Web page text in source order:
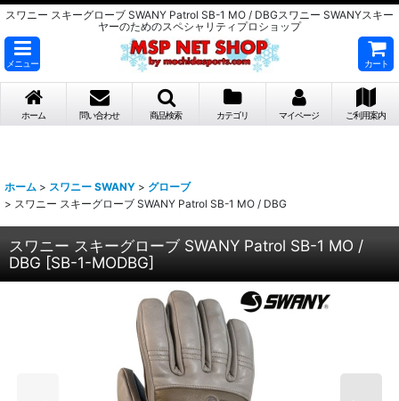
スワニー スキーグローブ SWANY Patrol SB-1 MO / DBGスワニー SWANYスキー
ヤーのためのスペシャリティプロショップ
メニュー カート
ホーム 問い合わせ 商品検索 カテゴリ マイページ ご利用案内
ホーム > スワニー SWANY > グローブ
> スワニー スキーグローブ SWANY Patrol SB-1 MO / DBG
スワニー スキーグローブ SWANY Patrol SB-1 MO /
DBG [SB-1-MODBG]